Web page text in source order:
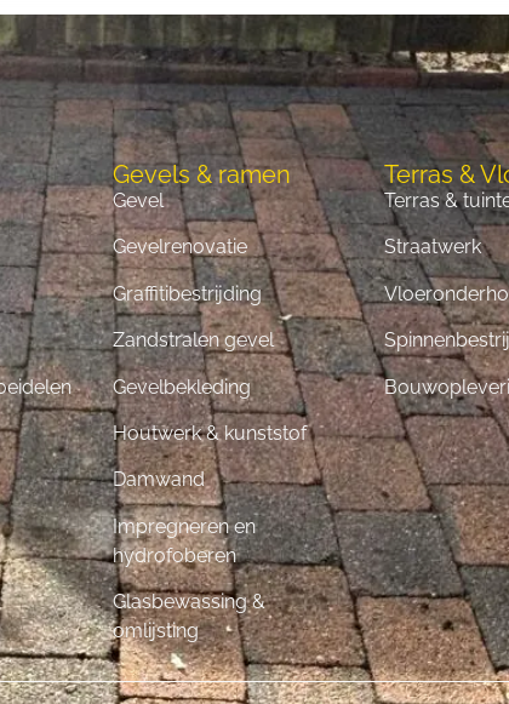
Gevels & ramen
Gevel
Gevelrenovatie
Graffitibestrijding
Zandstralen gevel
Gevelbekleding
Houtwerk & kunststof
Damwand
Impregneren en
hydrofoberen
Glasbewassing &
omlijsting
Terras &
Terras &
Straatwerk